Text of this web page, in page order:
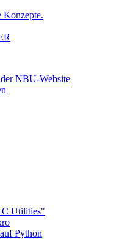
Konzepte.
NBU-Website
Utilities"
Python